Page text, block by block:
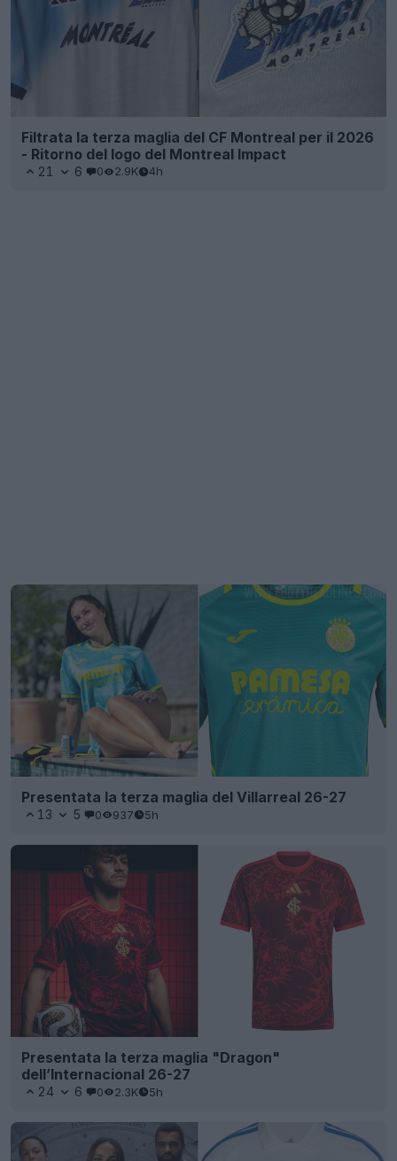
Filtrata la terza maglia del CF Montreal per il 2026
- Ritorno del logo del Montreal Impact
21 6 0 2.9K 4h
Presentata la terza maglia del Villarreal 26-27
13 5 0 937 5h
Presentata la terza maglia "Dragon"
dell’Internacional 26-27
24 6 0 2.3K 5h